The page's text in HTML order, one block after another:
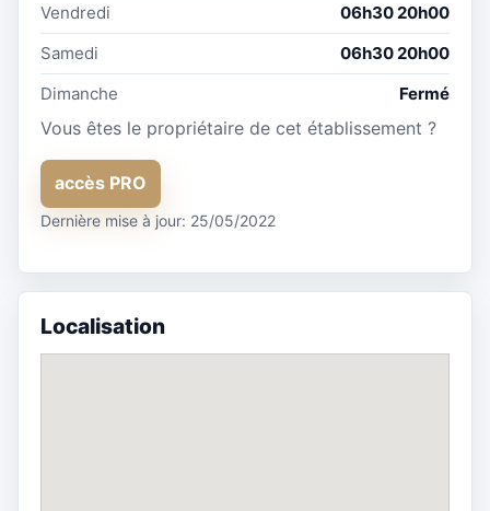
Vendredi
06h30 20h00
Samedi
06h30 20h00
Dimanche
Fermé
Vous êtes le propriétaire de cet établissement ?
accès PRO
Dernière mise à jour: 25/05/2022
Localisation